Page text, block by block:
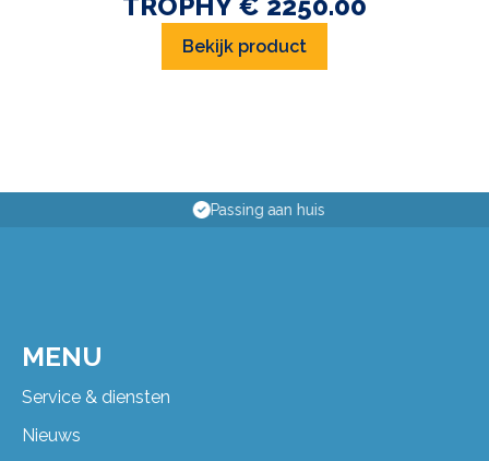
Bekijk product
Passing aan huis
MENU
Service & diensten
Nieuws